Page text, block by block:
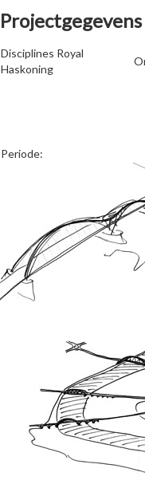
Projectgegevens
Disciplines Royal
Haskoning
Periode: